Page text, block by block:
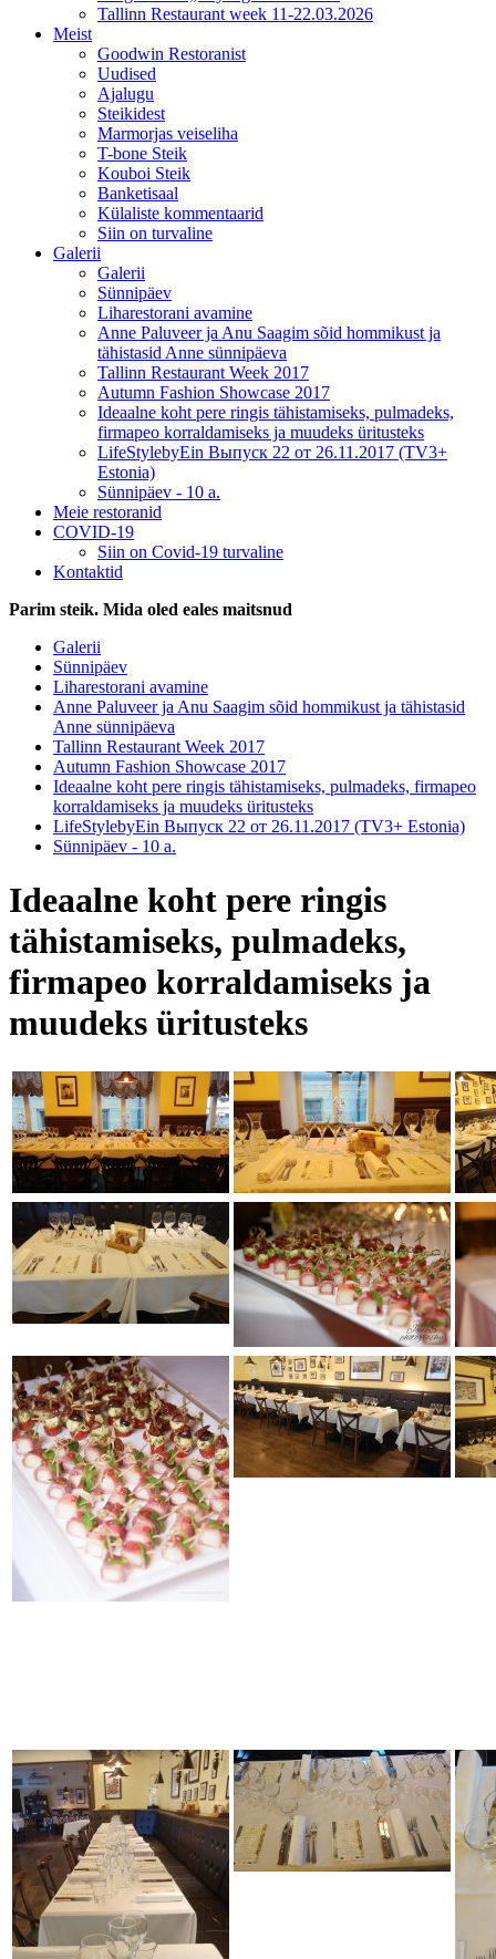
Tallinn Restaurant week 11-22.03.2026
Meist
Goodwin Restoranist
Uudised
Ajalugu
Steikidest
Marmorjas veiseliha
T-bone Steik
Kouboi Steik
Banketisaal
Külaliste kommentaarid
Siin on turvaline
Galerii
Galerii
Sünnipäev
Liharestorani avamine
Anne Paluveer ja Anu Saagim sõid hommikust ja
tähistasid Anne sünnipäeva
Tallinn Restaurant Week 2017
Autumn Fashion Showcase 2017
Ideaalne koht pere ringis tähistamiseks, pulmadeks,
firmapeo korraldamiseks ja muudeks üritusteks
LifeStylebyEin Выпуск 22 от 26.11.2017 (TV3+
Estonia)
Sünnipäev - 10 a.
Meie restoranid
COVID-19
Siin on Covid-19 turvaline
Kontaktid
Parim steik. Mida oled eales maitsnud
Galerii
Sünnipäev
Liharestorani avamine
Anne Paluveer ja Anu Saagim sõid hommikust ja tähistasid
Anne sünnipäeva
Tallinn Restaurant Week 2017
Autumn Fashion Showcase 2017
Ideaalne koht pere ringis tähistamiseks, pulmadeks, firmapeo
korraldamiseks ja muudeks üritusteks
LifeStylebyEin Выпуск 22 от 26.11.2017 (TV3+ Estonia)
Sünnipäev - 10 a.
Ideaalne koht pere ringis
tähistamiseks, pulmadeks,
firmapeo korraldamiseks ja
muudeks üritusteks